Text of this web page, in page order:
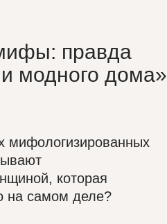
которая
на самом деле?
правда
модного дома»